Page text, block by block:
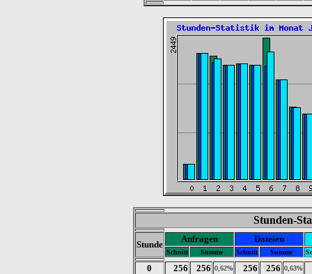
Stunden-
Stunde
Anfragen Dateien
Schnitt Summe Schnitt Summe
0 256 256 0,62% 256 256 0,63%